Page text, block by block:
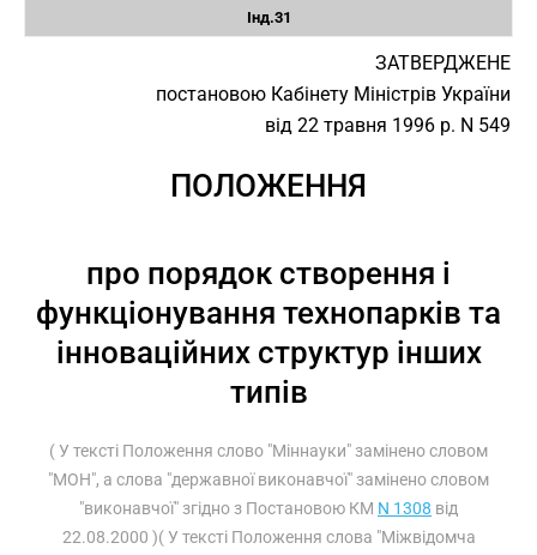
Інд.31
ЗАТВЕРДЖЕНЕ
постановою Кабінету Міністрів України
від 22 травня 1996 р. N 549
ПОЛОЖЕННЯ
про порядок створення і
функціонування технопарків та
інноваційних структур інших
типів
( У тексті Положення слово "Міннауки" замінено словом
"МОН", а слова "державної виконавчої" замінено словом
"виконавчої" згідно з Постановою КМ N 1308 від
22.08.2000 )( У тексті Положення слова "Міжвідомча